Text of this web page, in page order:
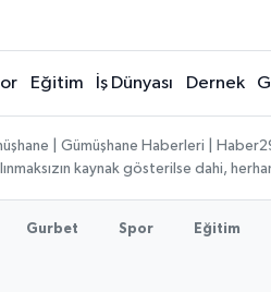
Eğitim İş Dünyası Dernek
| Gümüşhane Haberleri |
kaynak gösterilse dahi,
Gurbet Spor
Eğitim